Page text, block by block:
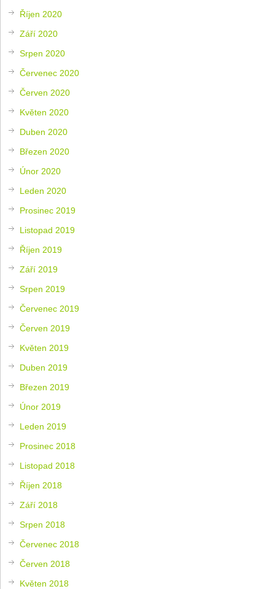
Říjen 2020
Září 2020
Srpen 2020
Červenec 2020
Červen 2020
Květen 2020
Duben 2020
Březen 2020
Únor 2020
Leden 2020
Prosinec 2019
Listopad 2019
Říjen 2019
Září 2019
Srpen 2019
Červenec 2019
Červen 2019
Květen 2019
Duben 2019
Březen 2019
Únor 2019
Leden 2019
Prosinec 2018
Listopad 2018
Říjen 2018
Září 2018
Srpen 2018
Červenec 2018
Červen 2018
Květen 2018